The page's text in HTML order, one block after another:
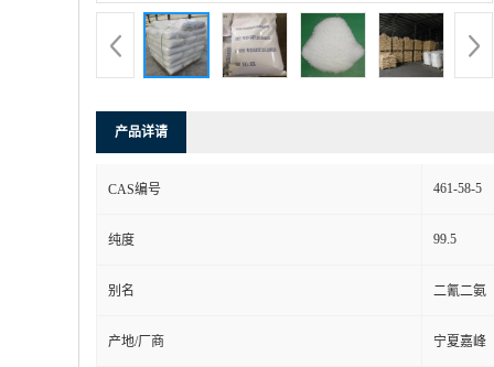
产品详请
CAS编号 461-58-5
纯度 99.5
别名 二氰二氨
产地/厂商 宁夏嘉峰